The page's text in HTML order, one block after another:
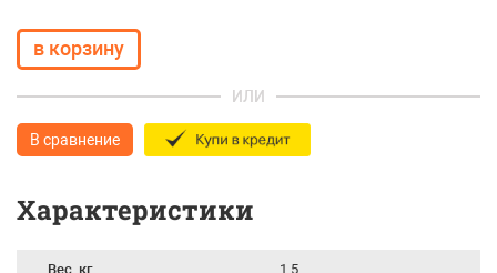
ИЛИ
В сравнение
Характеристики
Вес, кг 1,5